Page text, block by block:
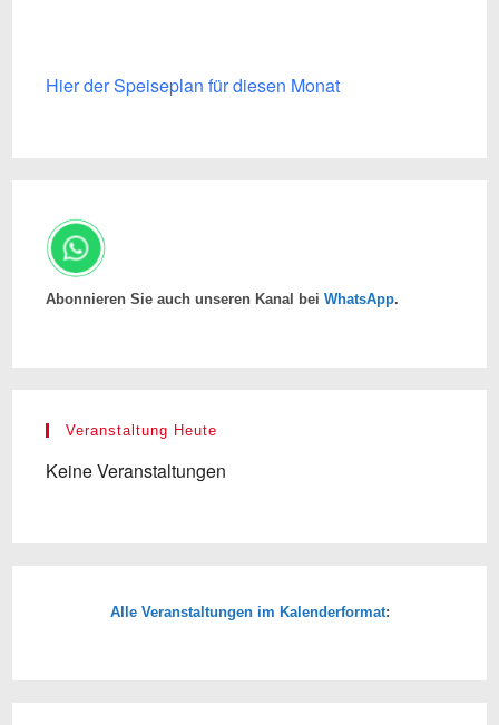
Hier der Speiseplan für diesen Monat
Abonnieren Sie auch unseren Kanal beiWhatsApp.
Veranstaltung Heute
Keine Veranstaltungen
Alle Veranstaltungen im Kalenderformat: